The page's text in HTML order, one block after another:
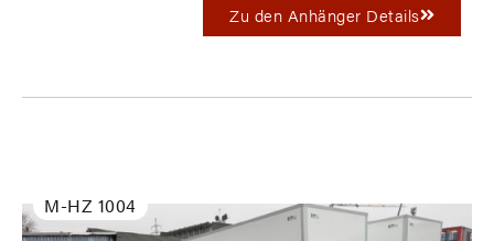
Zu den Anhänger Details
M-HZ 1004